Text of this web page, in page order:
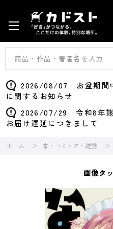
2026/08/07 お盆期間
に関するお知らせ
2026/07/29 令和8年熊
お届け遅延につきまして
ホーム 本・コミック・雑誌
画像タ